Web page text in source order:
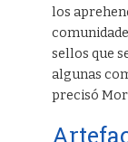
los
sellos que
algunas
precisó